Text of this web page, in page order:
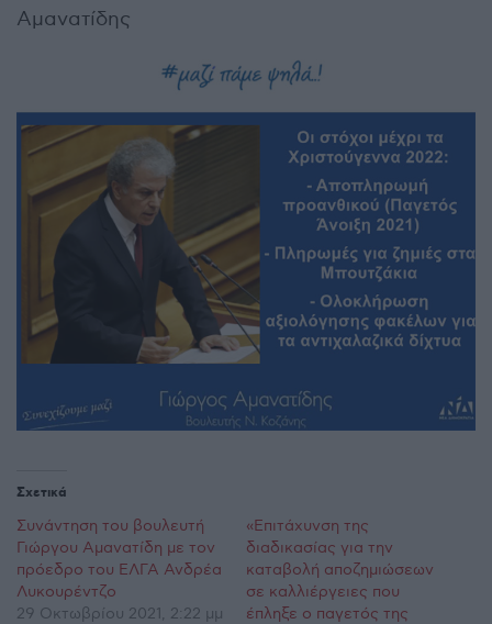
Αμανατίδης
Σχετικά
Συνάντηση του βουλευτή
Γιώργου Αμανατίδη με τον
πρόεδρο του ΕΛΓΑ Ανδρέα
Λυκουρέντζο
29 Οκτωβρίου 2021, 2:22 μμ
«Επιτάχυνση της
διαδικασίας για την
καταβολή αποζημιώσεων
σε καλλιέργειες που
έπληξε ο παγετός της